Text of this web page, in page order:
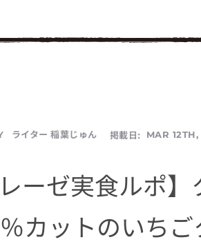
ライター 稲葉じゅん 掲載日: MAR 12TH,
レーゼ実食ルポ
％カットのいち